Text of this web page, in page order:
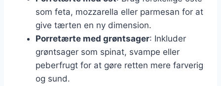
som feta, mozzarella eller parmesan for at
give tærten en ny dimension.
Porretærte med grøntsager: Inkluder
grøntsager som spinat, svampe eller
peberfrugt for at gøre retten mere farverig
og sund.